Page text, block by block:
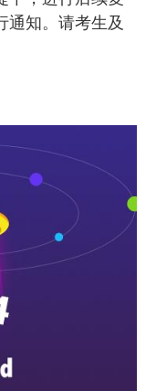
通知。请考生及